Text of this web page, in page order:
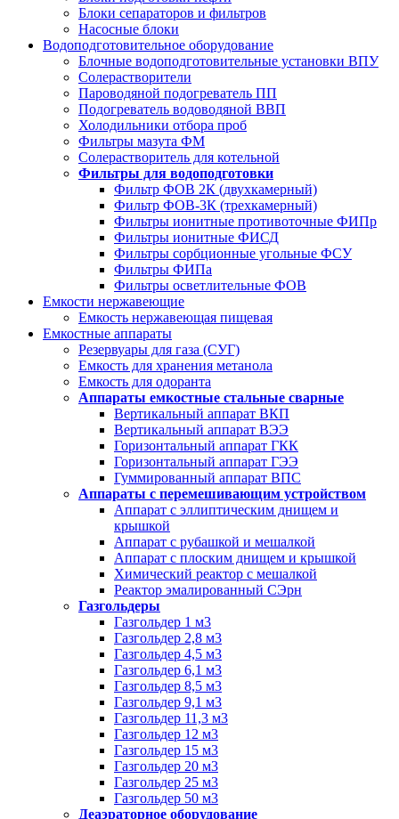
Блоки сепараторов и фильтров
Насосные блоки
Водоподготовительное оборудование
Блочные водоподготовительные установки ВПУ
Солерастворители
Пароводяной подогреватель ПП
Подогреватель водоводяной ВВП
Холодильники отбора проб
Фильтры мазута ФМ
Солерастворитель для котельной
Фильтры для водоподготовки
Фильтр ФОВ 2К (двухкамерный)
Фильтр ФОВ-3К (трехкамерный)
Фильтры ионитные противоточные ФИПр
Фильтры ионитные ФИСД
Фильтры сорбционные угольные ФСУ
Фильтры ФИПа
Фильтры осветлительные ФОВ
Емкости нержавеющие
Емкость нержавеющая пищевая
Емкостные аппараты
Резервуары для газа (СУГ)
Емкость для хранения метанола
Емкость для одоранта
Аппараты емкостные стальные сварные
Вертикальный аппарат ВКП
Вертикальный аппарат ВЭЭ
Горизонтальный аппарат ГКК
Горизонтальный аппарат ГЭЭ
Гуммированный аппарат ВПС
Аппараты с перемешивающим устройством
Аппарат с эллиптическим днищем и
крышкой
Аппарат с рубашкой и мешалкой
Аппарат с плоским днищем и крышкой
Химический реактор с мешалкой
Реактор эмалированный СЭрн
Газгольдеры
Газгольдер 1 м3
Газгольдер 2,8 м3
Газгольдер 4,5 м3
Газгольдер 6,1 м3
Газгольдер 8,5 м3
Газгольдер 9,1 м3
Газгольдер 11,3 м3
Газгольдер 12 м3
Газгольдер 15 м3
Газгольдер 20 м3
Газгольдер 25 м3
Газгольдер 50 м3
Деаэраторное оборудование